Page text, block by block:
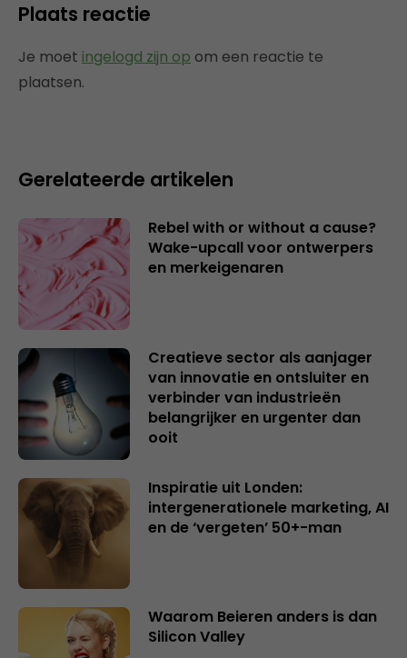
Plaats reactie
Je moet ingelogd zijn op om een reactie te
plaatsen.
Gerelateerde artikelen
Rebel with or without a cause?
Wake-upcall voor ontwerpers
en merkeigenaren
Creatieve sector als aanjager
van innovatie en ontsluiter en
verbinder van industrieën
belangrijker en urgenter dan
ooit
Inspiratie uit Londen:
intergenerationele marketing, AI
en de ‘vergeten’ 50+-man
Waarom Beieren anders is dan
Silicon Valley